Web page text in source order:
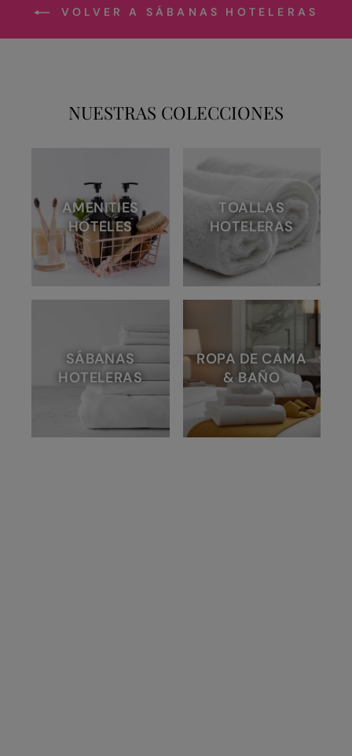
VOLVER A SÁBANAS HOTELERAS
NUESTRAS COLECCIONES
AMENITIES
HOTELES
TOALLAS
HOTELERAS
SÁBANAS
HOTELERAS
ROPA DE CAMA
& BAÑO